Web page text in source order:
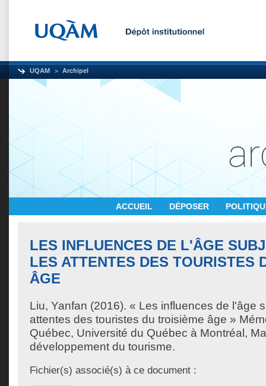
UQAM Archipel
ACCUEIL DÉPOSER
LES INFLUENCES DE L'ÂGE
LES ATTENTES DES TOURISTES
ÂGE
Liu, Yanfan (2016). « Les influences de l'âge
attentes des touristes du troisième âge »
Québec, Université du Québec à Montréal,
développement du tourisme.
Fichier(s) associé(s) à ce document :